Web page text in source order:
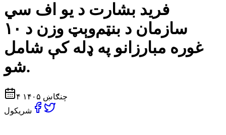
فرید بشارت د یو اف سي
سازمان د بنټم‌وېټ وزن د ۱۰
غوره مبارزانو په ډله کې شامل
شو.
۴ چنګاښ ۱۴۰۵
شریکول